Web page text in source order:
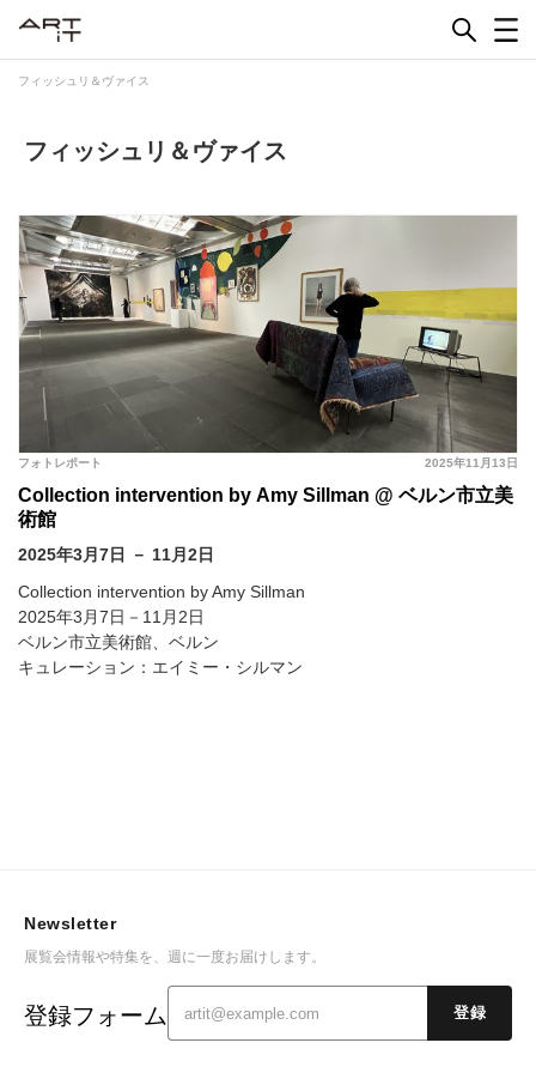
フィッシュリ＆ヴァイス
フィッシュリ＆ヴァイス
2025年11月13日
フォトレポート
Collection intervention by Amy Sillman @ ベルン市立美
術館
2025年3月7日 － 11月2日
Collection intervention by Amy Sillman
2025年3月7日－11月2日
ベルン市立美術館、ベルン
キュレーション：エイミー・シルマン
Newsletter
展覧会情報や特集を、週に一度お届けします。
登録フォーム 登録